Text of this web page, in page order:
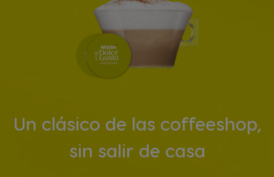
Un clásico de las coffeeshop,
sin salir de casa